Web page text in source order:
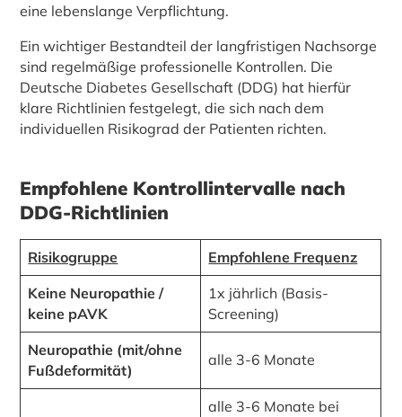
eine lebenslange Verpflichtung.
Ein wichtiger Bestandteil der langfristigen Nachsorge
sind regelmäßige professionelle Kontrollen. Die
Deutsche Diabetes Gesellschaft (DDG) hat hierfür
klare Richtlinien festgelegt, die sich nach dem
individuellen Risikograd der Patienten richten.
Empfohlene Kontrollintervalle nach
DDG-Richtlinien
Risikogruppe
Empfohlene Frequenz
Keine Neuropathie /
keine pAVK
1x jährlich (Basis-
Screening)
Neuropathie (mit/ohne
Fußdeformität)
alle 3-6 Monate
alle 3-6 Monate bei